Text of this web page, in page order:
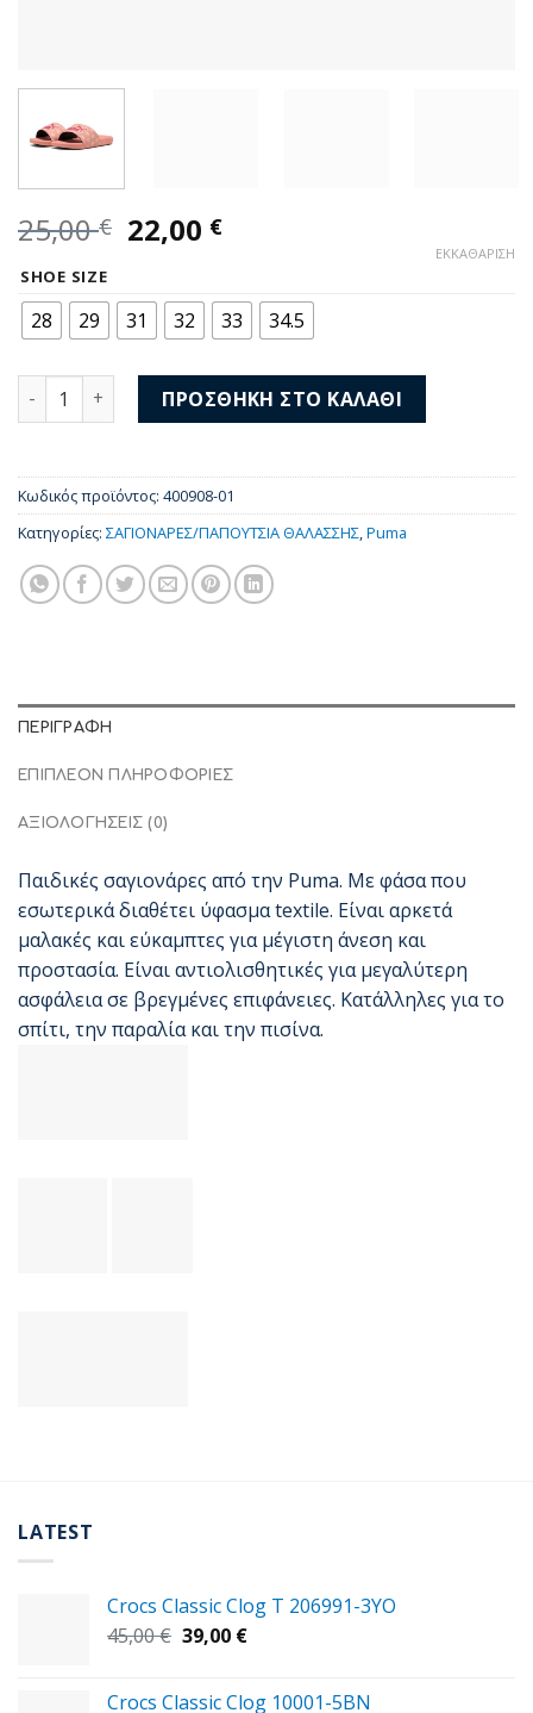
25,00€ Original
price
25,00 €.
22,00 €Η
είναι:
22,00 €.
SHOE SIZE
28 29 31 32 33 34.5
ΕΚΚΑΘΆΡΙΣΗ
Puma Cool Cat 2.0 Daisies PS BX 400908-01 ποσότητα
ΠΡΟΣΘΉΚΗ ΣΤΟ ΚΑΛΆΘΙ
Κωδικός προϊόντος: 400908-01
Κατηγορίες: ΣΑΓΙΟΝΑΡΕΣ/ΠΑΠΟΥΤΣΙΑ ΘΑΛΑΣΣΗΣ Puma
ΠΕΡΙΓΡΑΦΉ
ΕΠΙΠΛΈΟΝ ΠΛΗΡΟΦΟΡΊΕΣ
ΑΞΙΟΛΟΓΉΣΕΙΣ (0)
Παιδικές σαγιονάρες από την Puma. Με φάσα που
εσωτερικά διαθέτει ύφασμα textile. Είναι αρκετά
μαλακές και εύκαμπτες για μέγιστη άνεση και
προστασία. Είναι αντιολισθητικές για μεγαλύτερη
ασφάλεια σε βρεγμένες επιφάνειες. Κατάλληλες για το
σπίτι, την παραλία και την πισίνα.
LATEST
Crocs Classic Clog T 206991-3YΟ
45,00€ Original
39,00 €Η
Crocs Classic Clog 10001-5BN